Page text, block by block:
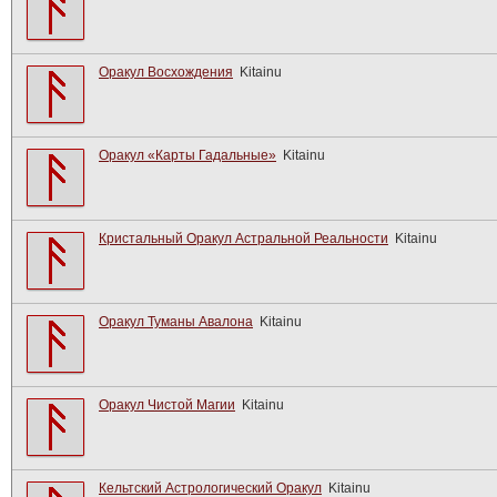
Оракул Восхождения Kitainu
Оракул «Карты Гадальные» Kitainu
Кристальный Оракул Астральной Реальности Kitainu
Оракул Туманы Авалона Kitainu
Оракул Чистой Магии Kitainu
Кельтский Астрологический Оракул Kitainu